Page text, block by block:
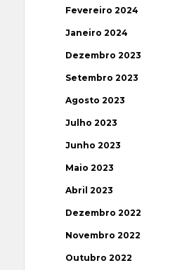
Fevereiro 2024
Janeiro 2024
Dezembro 2023
Setembro 2023
Agosto 2023
Julho 2023
Junho 2023
Maio 2023
Abril 2023
Dezembro 2022
Novembro 2022
Outubro 2022